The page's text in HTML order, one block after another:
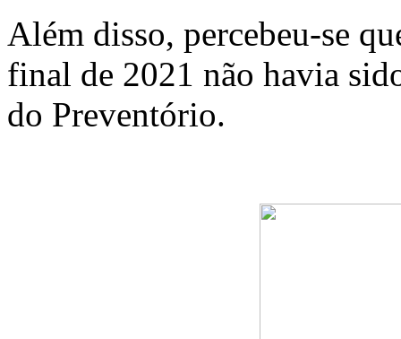
Além disso, percebeu-se
final de 2021 não havia
do Preventório.